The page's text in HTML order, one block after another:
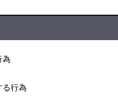
為
る行為